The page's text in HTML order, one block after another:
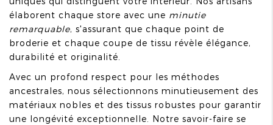
élaborent chaque store avec une minutie
remarquable, s'assurant que chaque point de
broderie et chaque coupe de tissu révèle élégance,
durabilité et originalité.
Avec un profond respect pour les méthodes
ancestrales, nous sélectionnons minutieusement des
matériaux nobles et des tissus robustes pour garantir
une longévité exceptionnelle. Notre savoir-faire se